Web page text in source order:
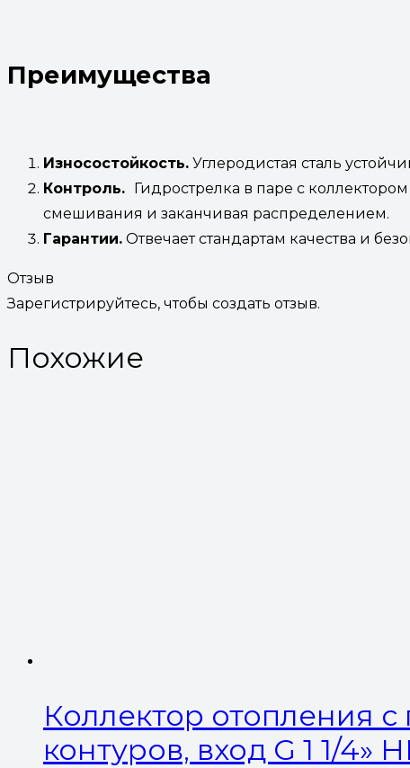
Преимущества
Износостойкость. Углеродистая сталь
Контроль.
Гидрострелка в паре с
смешивания и заканчивая распределением.
Гарантии. Отвечает стандартам качества и
Отзыв
Зарегистрируйтесь, чтобы создать отзыв.
Похожие
Коллектор отопления с
контуров, вход G 1 1/